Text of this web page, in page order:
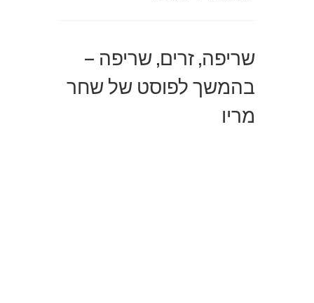
שריפה, זרים, שריפה –
בהמשך לפוסט של שחר
מריו